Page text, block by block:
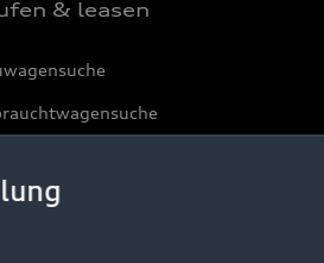
& leasen